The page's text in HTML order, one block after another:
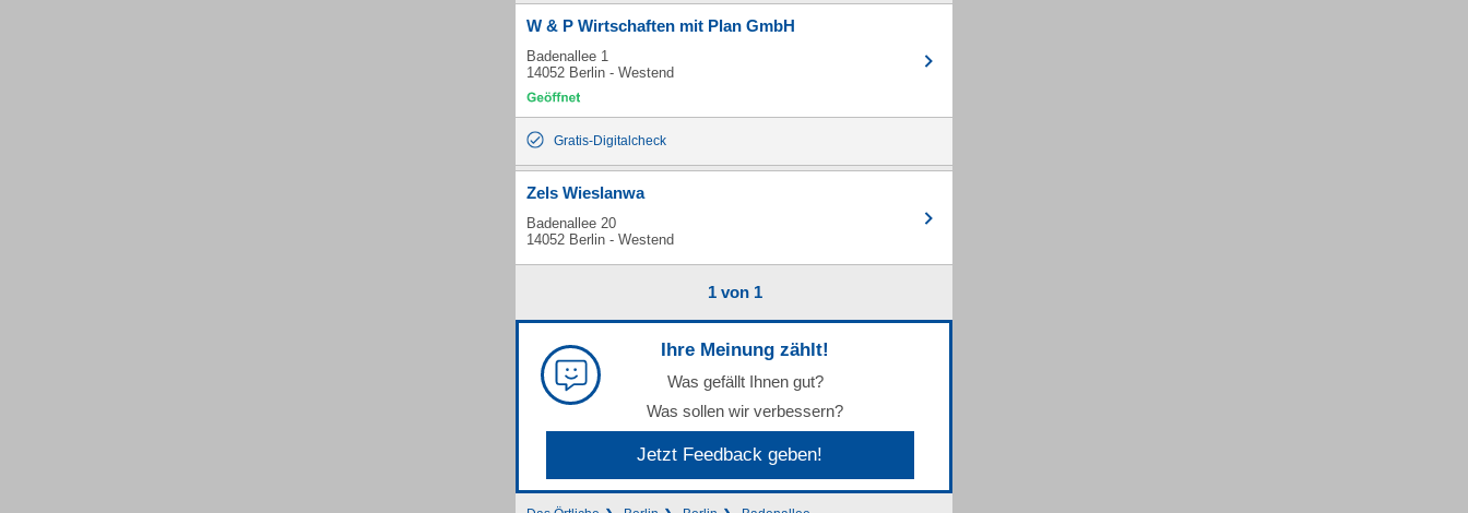
W & P Wirtschaften mit Plan GmbH
Badenallee 1
14052 Berlin - Westend
Gratis-Digitalcheck
Zels Wieslanwa
Badenallee 20
14052 Berlin - Westend
1 von 1
Ihre Meinung zählt!
Was gefällt Ihnen gut?
Was sollen wir verbessern?
Jetzt Feedback geben!